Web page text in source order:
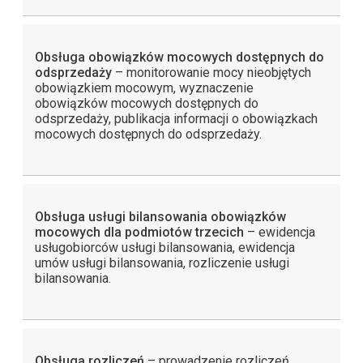
Obsługa obowiązków mocowych dostępnych do
odsprzedaży – monitorowanie mocy nieobjętych
obowiązkiem mocowym, wyznaczenie
obowiązków mocowych dostępnych do
odsprzedaży, publikacja informacji o obowiązkach
mocowych dostępnych do odsprzedaży.
Obsługa usługi bilansowania obowiązków
mocowych dla podmiotów trzecich – ewidencja
usługobiorców usługi bilansowania, ewidencja
umów usługi bilansowania, rozliczenie usługi
bilansowania.